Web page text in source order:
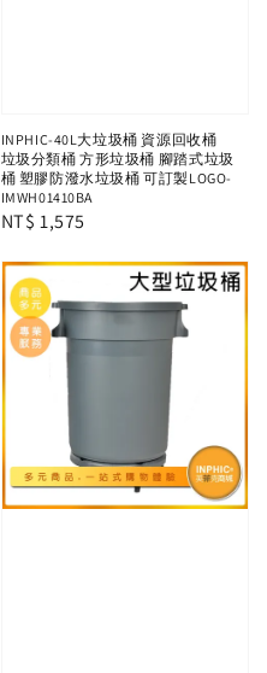
INPHIC-40L大垃圾桶 資源回收桶
垃圾分類桶 方形垃圾桶 腳踏式垃圾
桶 塑膠防潑水垃圾桶 可訂製LOGO-
IMWH01410BA
Regular
NT$ 1,575